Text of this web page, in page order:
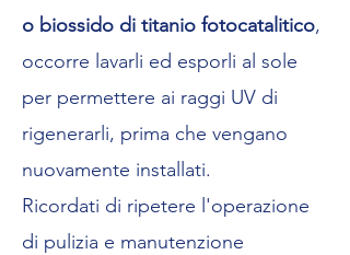
o biossido di titanio fotocatalitico,
occorre lavarli ed esporli al sole
per permettere ai raggi UV di
rigenerarli, prima che vengano
nuovamente installati.
Ricordati di ripetere l'operazione
di pulizia e manutenzione